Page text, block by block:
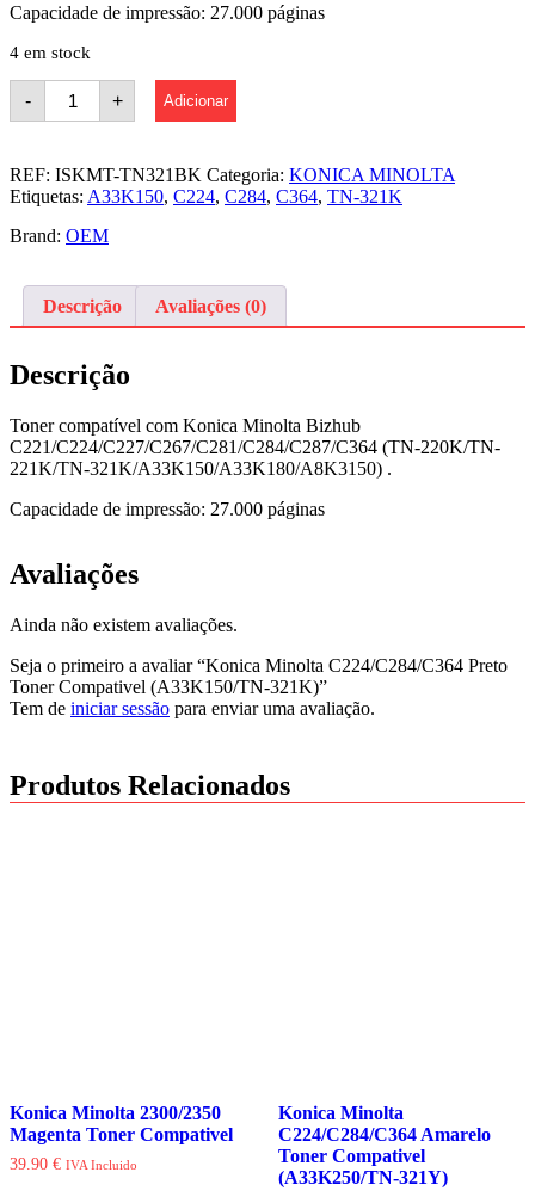
Capacidade de impressão: 27.000 páginas
4 em stock
-
Quantidade
Konica
C224/C284/C364
Preto
Toner
(A33K150/TN-
+ Adicionar
REF: ISKMT-TN321BK Categoria: KONICA MINOLTA
Etiquetas: A33K150, C224, C284, C364, TN-321K
Brand: OEM
Descrição Avaliações (0)
Descrição
Toner compatível com Konica Minolta Bizhub
C221/C224/C227/C267/C281/C284/C287/C364 (TN-220K/TN-
221K/TN-321K/A33K150/A33K180/A8K3150) .
Capacidade de impressão: 27.000 páginas
Avaliações
Ainda não existem avaliações.
Seja o primeiro a avaliar “Konica Minolta C224/C284/C364 Preto
Toner Compativel (A33K150/TN-321K)”
Tem de iniciar sessão para enviar uma avaliação.
Produtos Relacionados
Konica Minolta 2300/2350
Magenta Toner Compativel
39.90 € IVA Incluido
Konica Minolta
C224/C284/C364 Amarelo
Toner Compativel
(A33K250/TN-321Y)